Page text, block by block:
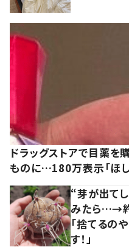
ドラッグストアで目薬
ものに…180万表示「ほしい
“芽が出て
みたら…→
「捨てるの
す！」